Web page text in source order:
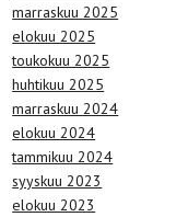
marraskuu 2025
elokuu 2025
toukokuu 2025
huhtikuu 2025
marraskuu 2024
elokuu 2024
tammikuu 2024
syyskuu 2023
elokuu 2023